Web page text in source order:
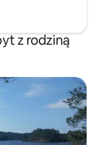
z rodziną